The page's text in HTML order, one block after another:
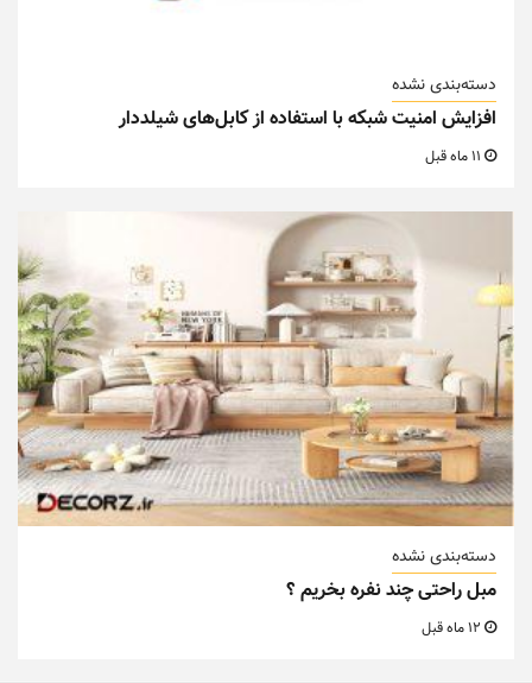
دسته‌بندی نشده
افزایش امنیت شبکه با استفاده از کابل‌های شیلددار
دسته‌بندی نشده
مبل راحتی چند نفره بخریم ؟